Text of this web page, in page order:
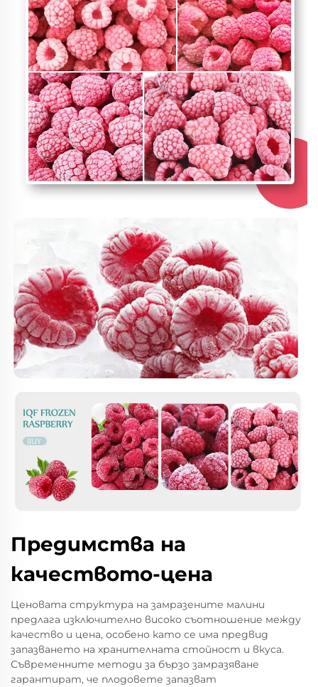
Предимства на
качеството-цена
Ценовата структура на замразените малини
предлага изключително високо съотношение между
качество и цена, особено като се има предвид
запазването на хранителната стойност и вкуса.
Съвременните методи за бързо замразяване
гарантират, че плодовете запазват